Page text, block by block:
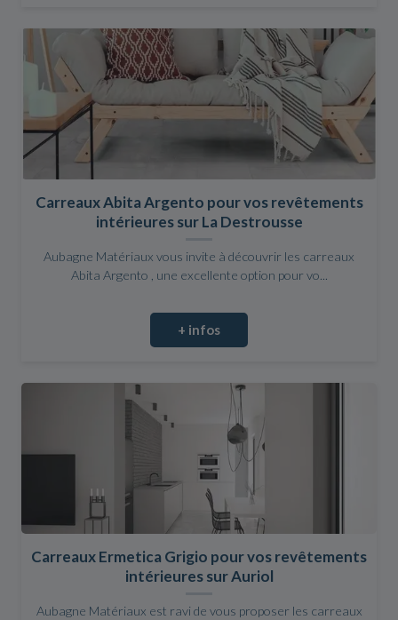
Carreaux Abita Argento pour vos revêtements
intérieures sur La Destrousse
Aubagne Matériaux vous invite à découvrir les carreaux
Abita Argento , une excellente option pour vo...
+ infos
Carreaux Ermetica Grigio pour vos revêtements
intérieures sur Auriol
Aubagne Matériaux est ravi de vous proposer les carreaux